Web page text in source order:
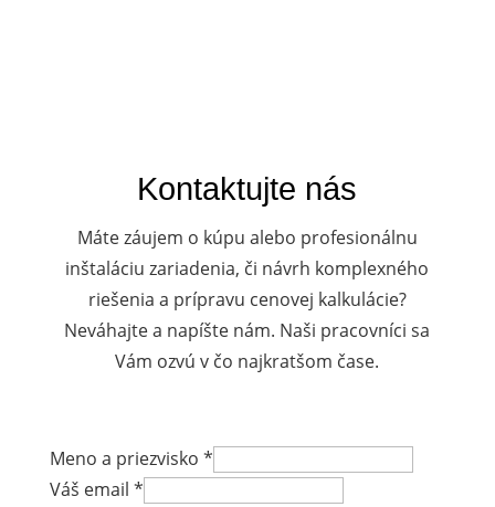
Kontaktujte nás
Máte záujem o kúpu alebo profesionálnu
inštaláciu zariadenia, či návrh komplexného
riešenia a prípravu cenovej kalkulácie?
Neváhajte a napíšte nám. Naši pracovníci sa
Vám ozvú v čo najkratšom čase.
Meno a priezvisko *
Váš email *